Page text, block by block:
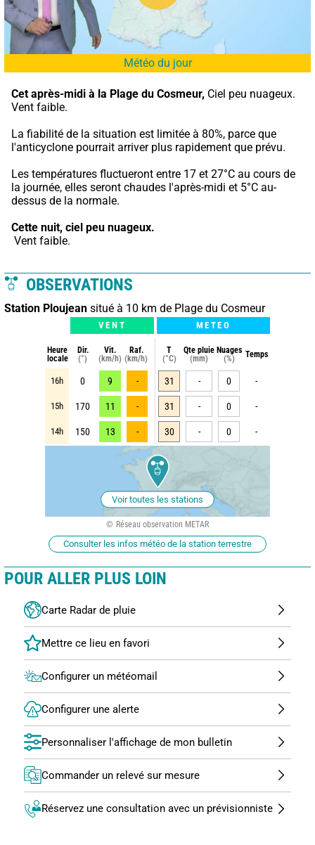
Météo du jour
Cet après-midi à la Plage du Cosmeur, Ciel peu nuageux.
Vent faible.
La fiabilité de la situation est limitée à 80%, parce que
l'anticyclone pourrait arriver plus rapidement que prévu.
Les températures fluctueront entre 17 et 27°C au cours de
la journée, elles seront chaudes l'après-midi et 5°C au-
dessus de la normale.
Cette nuit, ciel peu nuageux.
Vent faible.
OBSERVATIONS
Station Ploujean situé à 10 km de Plage du Cosmeur
VENT METEO
Heure
locale
Dir.
(°)
Vit.
(km/h)
Raf.
(km/h)
T
(°C)
Qte pluie
(mm)
Nuages
(%)
Temps
16h 0 9 - 31 - 0 -
15h 170 11 - 31 - 0 -
14h 150 13 - 30 - 0 -
Voir toutes les stations
Réseau observation METAR
Consulter les infos météo de la station terrestre
POUR ALLER PLUS LOIN
Carte Radar de pluie
Configurer un météomail
Configurer une alerte
Personnaliser l'affichage de mon bulletin
Commander un relevé sur mesure
Réservez une consultation avec un prévisionniste